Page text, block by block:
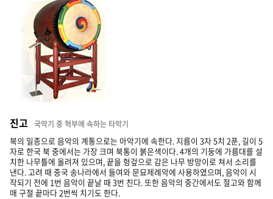
진고 국악기 중 혁부에 속하는 타악기
북의 일종으로 음악의 계통으로는 아악기에 속한다. 지름이 3자 5치 2푼, 길이 5
자로 한국 북 중에서는 가장 크며 북통이 붉은색이다. 4개의 기둥에 가름대를 설
치한 나무틀에 올려져 있으며, 끝을 헝겊으로 감은 나무 방망이로 쳐서 소리를
낸다. 고려 때 중국 송나라에서 들여와 문묘제례악에 사용하였으며, 음악이 시
작되기 전에 1번 음악이 끝날 때 3번 친다. 또한 음악의 중간에서도 절고와 함께
매 구절 끝마다 2번씩 치기도 한다.